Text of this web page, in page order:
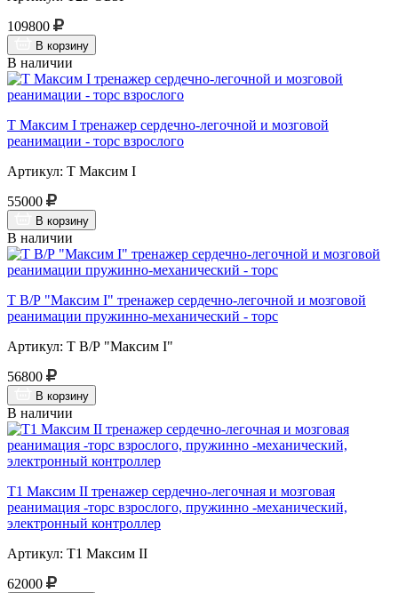
109800
В корзину
В наличии
Т Максим I тренажер сердечно-легочной и мозговой
реанимации - торс взрослого
Артикул: Т Максим I
55000
В корзину
В наличии
Т В/Р "Максим I" тренажер сердечно-легочной и мозговой
реанимации пружинно-механический - торс
Артикул: Т В/Р "Максим I"
56800
В корзину
В наличии
Т1 Максим II тренажер сердечно-легочная и мозговая
реанимация -торс взрослого, пружинно -механический,
электронный контроллер
Артикул: Т1 Максим II
62000